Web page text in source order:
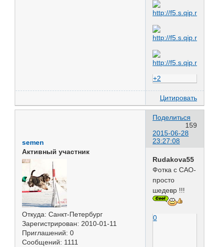
+2
Цитировать
Поделиться
159
2015-06-28
23:27:08
semen
Активный участник
Откуда: Санкт-Петербург
Зарегистрирован: 2010-01-11
Приглашений: 0
Сообщений: 1111
Rudakova55
Фотка с САО-
просто
шедевр !!!
0